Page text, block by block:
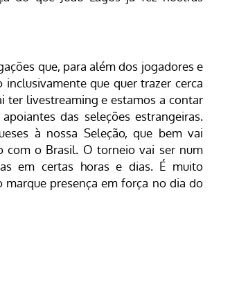
que, para além dos jogadores e
que quer trazer cerca
ter livestreaming e estamos a contar
das seleções estrangeiras.
à nossa Seleção, que bem vai
com o Brasil. O torneio vai ser num
em certas horas e dias. É muito
presença em força no dia do